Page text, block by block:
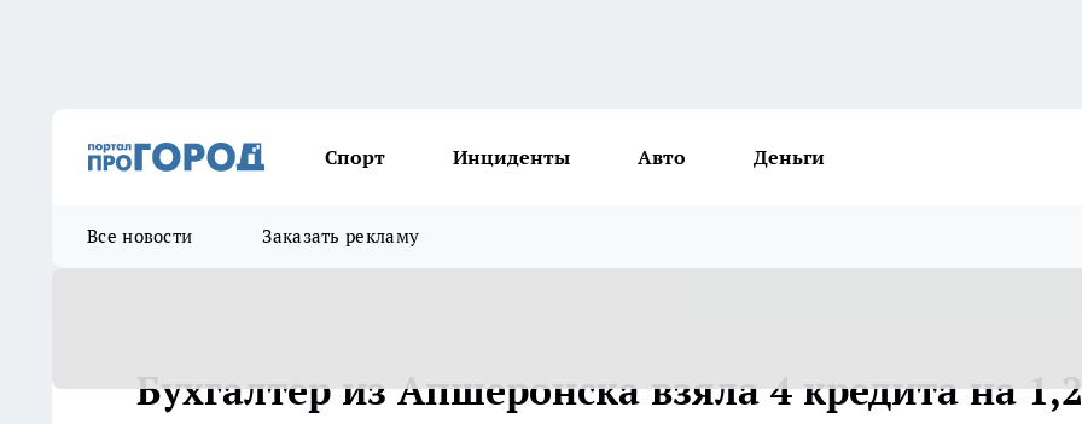
Спорт Инциденты Авто Деньги
Все новости Заказать рекламу
Бухгалтер из Апшеронска взяла 4 кредита на 1,2